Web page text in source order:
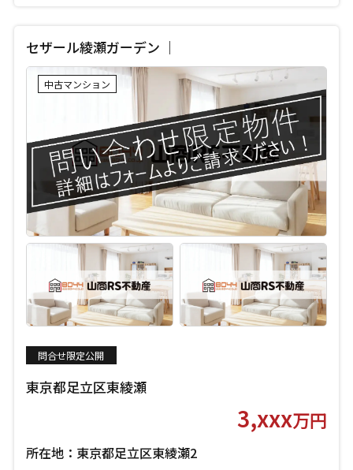
セザール綾瀬ガーデン ｜
中古マンション
問合せ限定公開
東京都足立区東綾瀬
3,xxx万円
所在地：東京都足立区東綾瀬2